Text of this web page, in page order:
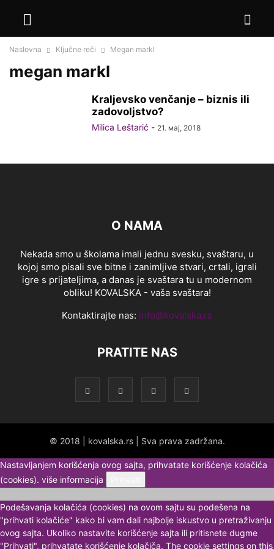
Naslovna Ključne reči Megan markl
megan markl
Kraljevsko venčanje – biznis ili
zadovoljstvo?
Milica Leštarić - 21. мај, 2018
O NAMA
Nekada smo u školama imali jednu svesku, svaštaru, u
kojoj smo pisali sve bitne i zanimljive stvari, crtali, igrali
igre s prijateljima, a danas je svaštara tu u modernom
obliku! KOVALSKA - vaša svaštara!
Kontaktirajte nas: info@kovalska.rs
PRATITE NAS
© 2018 | kovalska.rs | Sva prava zadržana.
Nastavljanjem korišćenja ovog sajta, prihvatate korišćenje kolačića
(cookies). više informacija
Podešavanja kolačića (cookies) na ovom sajtu su podešena na
"prihvati kolačiće" kako bi vam dali najbolje iskustvo u pretraživanju
ovog sajta. Ukoliko nastavite korišćenje sajta ili pritisnete dugme
"Prihvati", prihvatate korišćenje kolačiča. The cookie settings on this